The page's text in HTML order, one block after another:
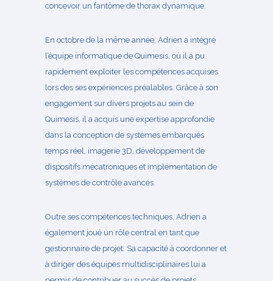
concevoir un fantôme de thorax dynamique.
En octobre de la même année, Adrien a intégré
l’équipe informatique de Quimesis, où il a pu
rapidement exploiter les compétences acquises
lors des ses expériences préalables. Grâce à son
engagement sur divers projets au sein de
Quimesis, il a acquis une expertise approfondie
dans la conception de systèmes embarqués
temps réel, imagerie 3D, développement de
dispositifs mécatroniques et implémentation de
systèmes de contrôle avancés.
Outre ses compétences techniques, Adrien a
également joué un rôle central en tant que
gestionnaire de projet. Sa capacité à coordonner et
à diriger des équipes multidisciplinaires lui a